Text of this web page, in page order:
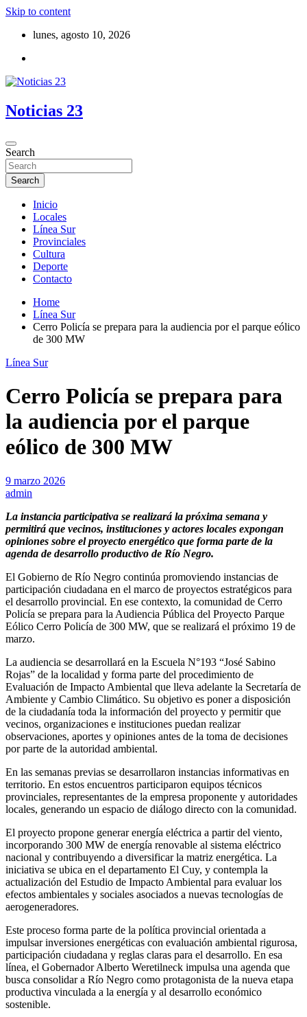
Skip to content
lunes, agosto 10, 2026
Noticias 23
Search
Search
Inicio
Locales
Línea Sur
Provinciales
Cultura
Deporte
Contacto
Home
Línea Sur
Cerro Policía se prepara para la audiencia por el parque eólico
de 300 MW
Línea Sur
Cerro Policía se prepara para
la audiencia por el parque
eólico de 300 MW
9 marzo 2026
admin
La instancia participativa se realizará la próxima semana y
permitirá que vecinos, instituciones y actores locales expongan
opiniones sobre el proyecto energético que forma parte de la
agenda de desarrollo productivo de Río Negro.
El Gobierno de Río Negro continúa promoviendo instancias de
participación ciudadana en el marco de proyectos estratégicos para
el desarrollo provincial. En ese contexto, la comunidad de Cerro
Policía se prepara para la Audiencia Pública del Proyecto Parque
Eólico Cerro Policía de 300 MW, que se realizará el próximo 19 de
marzo.
La audiencia se desarrollará en la Escuela N°193 “José Sabino
Rojas” de la localidad y forma parte del procedimiento de
Evaluación de Impacto Ambiental que lleva adelante la Secretaría de
Ambiente y Cambio Climático. Su objetivo es poner a disposición
de la ciudadanía toda la información del proyecto y permitir que
vecinos, organizaciones e instituciones puedan realizar
observaciones, aportes y opiniones antes de la toma de decisiones
por parte de la autoridad ambiental.
En las semanas previas se desarrollaron instancias informativas en
territorio. En estos encuentros participaron equipos técnicos
provinciales, representantes de la empresa proponente y autoridades
locales, generando un espacio de diálogo directo con la comunidad.
El proyecto propone generar energía eléctrica a partir del viento,
incorporando 300 MW de energía renovable al sistema eléctrico
nacional y contribuyendo a diversificar la matriz energética. La
iniciativa se ubica en el departamento El Cuy, y contempla la
actualización del Estudio de Impacto Ambiental para evaluar los
efectos ambientales y sociales asociados a nuevas tecnologías de
aerogeneradores.
Este proceso forma parte de la política provincial orientada a
impulsar inversiones energéticas con evaluación ambiental rigurosa,
participación ciudadana y reglas claras para el desarrollo. En esa
línea, el Gobernador Alberto Weretilneck impulsa una agenda que
busca consolidar a Río Negro como protagonista de la nueva etapa
productiva vinculada a la energía y al desarrollo económico
sostenible.